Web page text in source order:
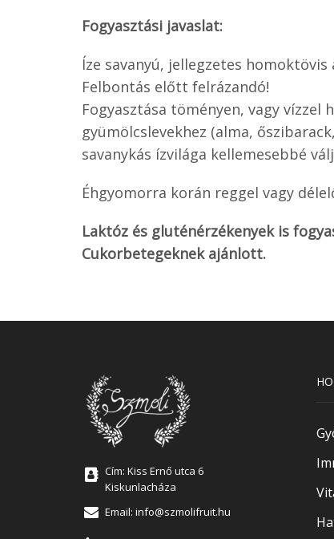
Fogyasztási javaslat:
Íze savanyú, jellegzetes
Felbontás előtt felrázandó!
Fogyasztása töményen, vagy
gyümölcslevekhez (alma,
savanykás ízvilága kellemesebbé
Éhgyomorra korán reggel vagy
Laktóz és gluténérzékenyek is
Cukorbetegeknek ajánlott.
Cím: Kiss Ernő utca 6
Kiskunlacháza
Email: info@szmolifruit.hu